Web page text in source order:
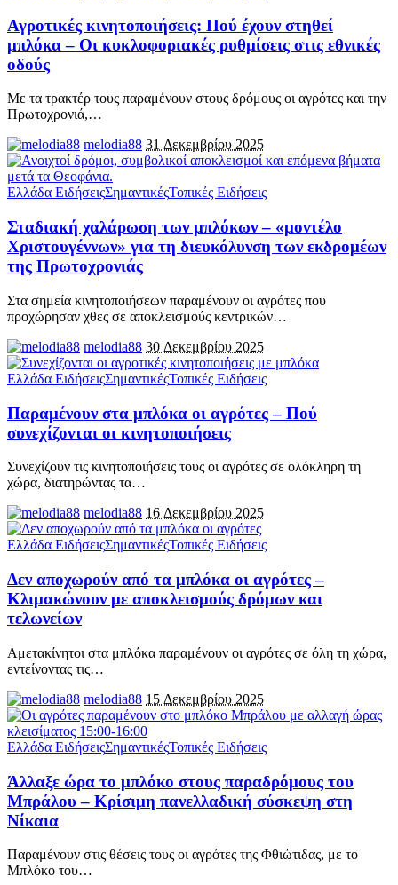
Αγροτικές κινητοποιήσεις: Πού έχουν στηθεί
μπλόκα – Οι κυκλοφοριακές ρυθμίσεις στις εθνικές
οδούς
Με τα τρακτέρ τους παραμένουν στους δρόμους οι αγρότες και την
Πρωτοχρονιά,…
melodia88 31 Δεκεμβρίου 2025
Ελλάδα ΕιδήσειςΣημαντικέςΤοπικές Ειδήσεις
Σταδιακή χαλάρωση των μπλόκων – «μοντέλο
Χριστουγέννων» για τη διευκόλυνση των εκδρομέων
της Πρωτοχρονιάς
Στα σημεία κινητοποιήσεων παραμένουν οι αγρότες που
προχώρησαν χθες σε αποκλεισμούς κεντρικών…
melodia88 30 Δεκεμβρίου 2025
Ελλάδα ΕιδήσειςΣημαντικέςΤοπικές Ειδήσεις
Παραμένουν στα μπλόκα οι αγρότες – Πού
συνεχίζονται οι κινητοποιήσεις
Συνεχίζουν τις κινητοποιήσεις τους οι αγρότες σε ολόκληρη τη
χώρα, διατηρώντας τα…
melodia88 16 Δεκεμβρίου 2025
Ελλάδα ΕιδήσειςΣημαντικέςΤοπικές Ειδήσεις
Δεν αποχωρούν από τα μπλόκα οι αγρότες –
Κλιμακώνουν με αποκλεισμούς δρόμων και
τελωνείων
Αμετακίνητοι στα μπλόκα παραμένουν οι αγρότες σε όλη τη χώρα,
εντείνοντας τις…
melodia88 15 Δεκεμβρίου 2025
Ελλάδα ΕιδήσειςΣημαντικέςΤοπικές Ειδήσεις
Άλλαξε ώρα το μπλόκο στους παραδρόμους του
Μπράλου – Κρίσιμη πανελλαδική σύσκεψη στη
Νίκαια
Παραμένουν στις θέσεις τους οι αγρότες της Φθιώτιδας, με το
Μπλόκο του…